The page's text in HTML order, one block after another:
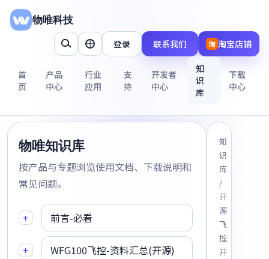
物唯科技
首
页
产品
中心
行业
应用
支
持
开发者
中心
知
识
库
下载
中心
登录 联系我们 淘 淘宝店铺
物唯知识库
按产品与专题浏览使用文档、下载说明和
常见问题。
+ 前言-必看
+ WFG100飞控-资料汇总(开源)
知
识
库
/
开
源
飞
控
开